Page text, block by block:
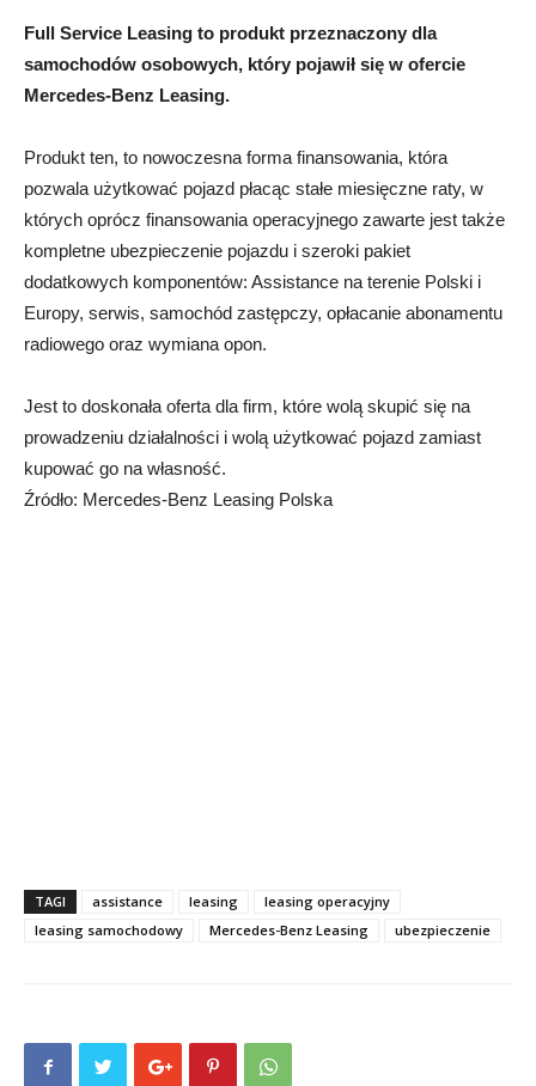
Full Service Leasing to produkt przeznaczony dla
samochodów osobowych, który pojawił się w ofercie
Mercedes-Benz Leasing.
Produkt ten, to nowoczesna forma finansowania, która
pozwala użytkować pojazd płacąc stałe miesięczne raty, w
których oprócz finansowania operacyjnego zawarte jest także
kompletne ubezpieczenie pojazdu i szeroki pakiet
dodatkowych komponentów: Assistance na terenie Polski i
Europy, serwis, samochód zastępczy, opłacanie abonamentu
radiowego oraz wymiana opon.
Jest to doskonała oferta dla firm, które wolą skupić się na
prowadzeniu działalności i wolą użytkować pojazd zamiast
kupować go na własność.
Źródło: Mercedes-Benz Leasing Polska
TAGI assistance leasing
leasing operacyjny
leasing samochodowy
Mercedes-Benz Leasing ubezpieczenie